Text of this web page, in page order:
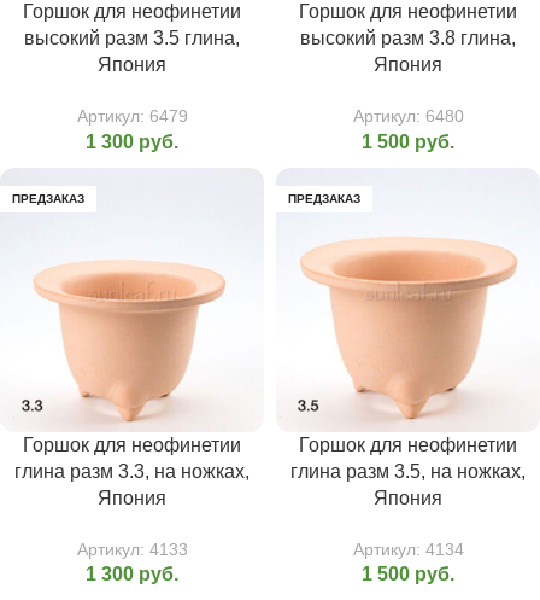
Горшок для неофинетии
высокий разм 3.5 глина,
Япония
Артикул: 6479
1 300 руб.
Горшок для неофинетии
высокий разм 3.8 глина,
Япония
Артикул: 6480
1 500 руб.
ПРЕДЗАКАЗ
Горшок для неофинетии
глина разм 3.3, на ножках,
Япония
Артикул: 4133
1 300 руб.
ПРЕДЗАКАЗ
Горшок для неофинетии
глина разм 3.5, на ножках,
Япония
Артикул: 4134
1 500 руб.